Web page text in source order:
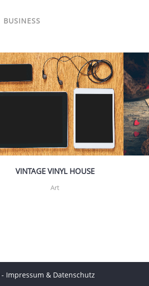
BUSINESS
VIEW
VINTAGE VINYL HOUSE
Art
- Impressum & Datenschutz